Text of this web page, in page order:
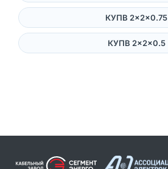
КУПВ 2×2×0.75
КУПВ 2×2×0.5